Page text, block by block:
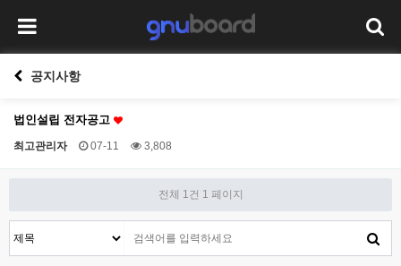
공지사항
법인설립 전자공고
최고관리자 07-11 3,808
전체 1건 1 페이지